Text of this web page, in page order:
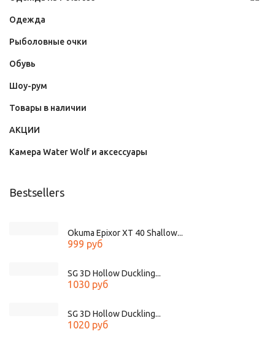
Одежда
Рыболовные очки
Обувь
Шоу-рум
Товары в наличии
АКЦИИ
Камера Water Wolf и аксессуары
Bestsellers
Okuma Epixor XT 40 Shallow...
999 руб
SG 3D Hollow Duckling...
1030 руб
SG 3D Hollow Duckling...
1020 руб